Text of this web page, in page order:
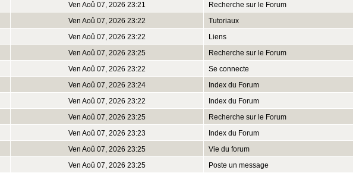
Ven Aoû 07, 2026 23:21
Recherche sur le Forum
Ven Aoû 07, 2026 23:22
Tutoriaux
Ven Aoû 07, 2026 23:22
Liens
Ven Aoû 07, 2026 23:25
Recherche sur le Forum
Ven Aoû 07, 2026 23:22
Se connecte
Ven Aoû 07, 2026 23:24
Index du Forum
Ven Aoû 07, 2026 23:22
Index du Forum
Ven Aoû 07, 2026 23:25
Recherche sur le Forum
Ven Aoû 07, 2026 23:23
Index du Forum
Ven Aoû 07, 2026 23:25
Vie du forum
Ven Aoû 07, 2026 23:25
Poste un message